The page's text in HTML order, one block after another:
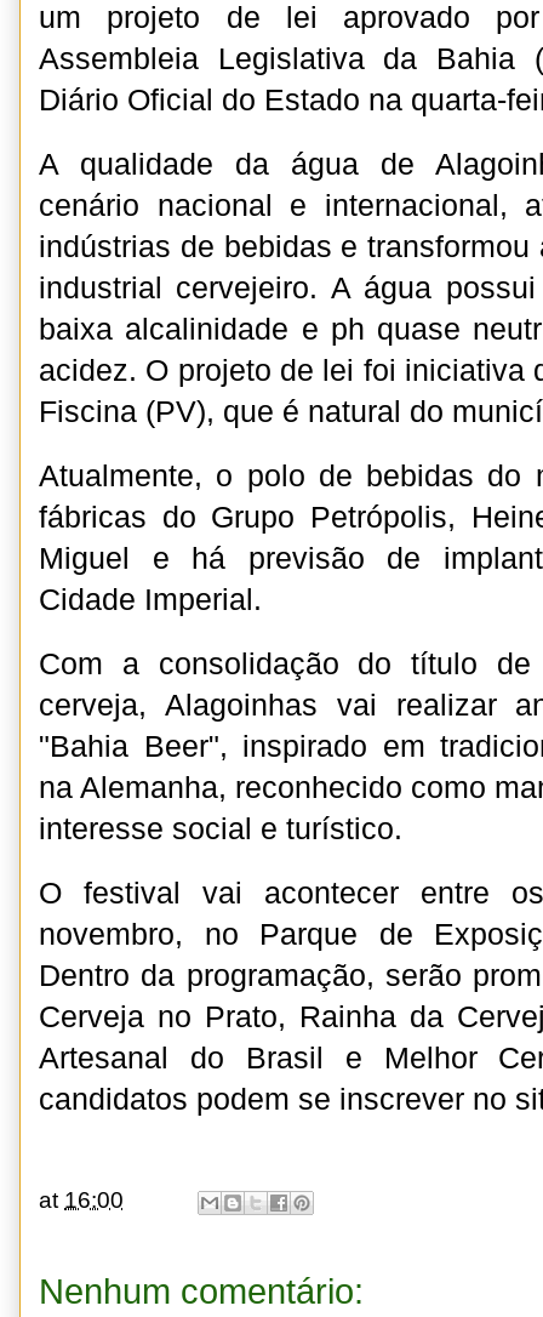
um projeto de lei aprovado
Assembleia Legislativa da Bahia
Diário Oficial do Estado na quarta-
A qualidade da água de
cenário nacional e internacional,
indústrias de bebidas e
industrial cervejeiro. A água
baixa alcalinidade e ph quase
acidez. O projeto de lei foi iniciativa
Fiscina (PV), que é natural do
Atualmente, o polo de bebidas do
fábricas do Grupo Petrópolis,
Miguel e há previsão de
Cidade Imperial.
Com a consolidação do título
cerveja, Alagoinhas vai realizar
"Bahia Beer", inspirado em
na Alemanha, reconhecido como
interesse social e turístico.
O festival vai acontecer entre
novembro, no Parque de
Dentro da programação, serão
Cerveja no Prato, Rainha da
Artesanal do Brasil e Melhor
candidatos podem se inscrever no
at 16:00
Nenhum comentário: